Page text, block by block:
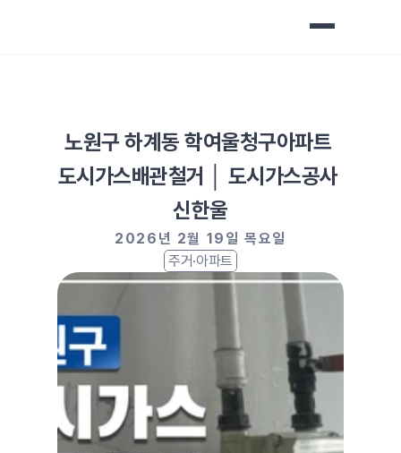
노원구 하계동 학여울청구아파트
도시가스배관철거 │ 도시가스공사
신한울
2026년 2월 19일 목요일
주거·아파트